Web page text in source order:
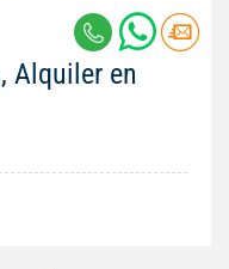
Alquiler en